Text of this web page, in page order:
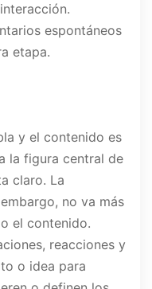
espontáneos
etapa.
y el contenido es
la figura central de
claro. La
no va más
el contenido.
reacciones y
o idea para